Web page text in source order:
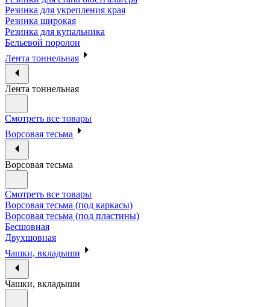
Резинка для укрепления края
Резинка широкая
Резинка для купальника
Бельевой поролон
Лента тоннельная
Лента тоннельная
Смотреть все товары
Ворсовая тесьма
Ворсовая тесьма
Смотреть все товары
Ворсовая тесьма (под каркасы)
Ворсовая тесьма (под пластины)
Бесшовная
Двухшовная
Чашки, вкладыши
Чашки, вкладыши